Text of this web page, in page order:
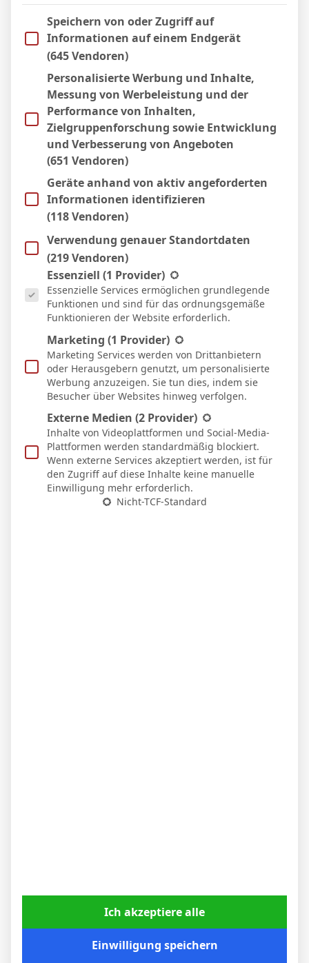
La Liga 2025-2026
11 Apr. 2026
Heim
S
2:1
21 März 2026
Heim
N
0:2
90`
15 März 2026
Auswärts 5:2
22 Feb. 2026
Auswärts
S
14 Feb. 2026
Heim
U
1:1
70`
8 Feb. 2026
Heim
U
1:1
2 Feb. 2026
Auswärts
N
4:1
79` 1
FacebookTwitter Pinterest LinkedInTumblr
PREVIOUS ARTICLE NEXT ARTICLE
Im Folgenden finden Sie eine Liste der Zwecke des IAB
Speichern von oder Zugriff auf
Informationen auf einem Endgerät
(645 Vendoren)
Personalisierte Werbung und Inhalte,
Messung von Werbeleistung und der
Performance von Inhalten,
Zielgruppenforschung sowie Entwicklung
und Verbesserung von Angeboten
(651 Vendoren)
Geräte anhand von aktiv angeforderten
Informationen identifizieren
(118 Vendoren)
Verwendung genauer Standortdaten
(219 Vendoren)
Es folgt eine Liste der Service-Gruppen, für die eine
Essenziell (1 Provider)
Essenzielle Services ermöglichen grundlegende
Funktionen und sind für das ordnungsgemäße
Funktionieren der Website erforderlich.
Marketing (1 Provider)
Marketing Services werden von Drittanbietern
oder Herausgebern genutzt, um personalisierte
Werbung anzuzeigen. Sie tun dies, indem sie
Besucher über Websites hinweg verfolgen.
Externe Medien (2 Provider)
Inhalte von Videoplattformen und Social-Media-
Plattformen werden standardmäßig blockiert.
Wenn externe Services akzeptiert werden, ist für
den Zugriff auf diese Inhalte keine manuelle
Einwilligung mehr erforderlich.
Nicht-TCF-Standard
Ich akzeptiere alle
Einwilligung speichern